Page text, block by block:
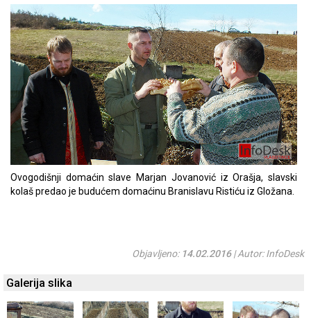
Ovogodišnji domaćin slave Marjan Jovanović iz Orašja, slavski
kolaš predao je budućem domaćinu Branislavu Ristiću iz Gložana.
Objavljeno: 14.02.2016| Autor: InfoDesk
Galerija slika